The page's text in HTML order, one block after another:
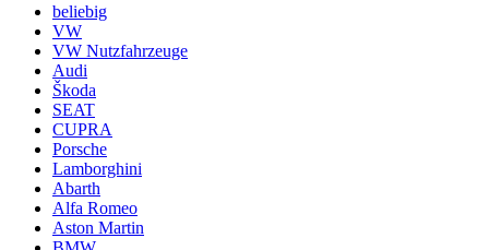
beliebig
VW
VW Nutzfahrzeuge
Audi
Škoda
SEAT
CUPRA
Porsche
Lamborghini
Abarth
Alfa Romeo
Aston Martin